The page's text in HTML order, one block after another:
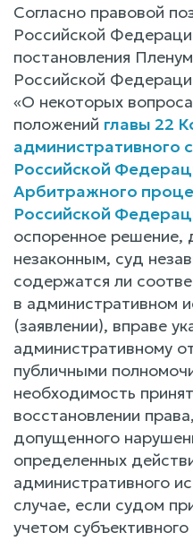
Согласно правовой
Российской
постановления
Российской
«О некоторых
положений главы 22
административного
Российской
Арбитражного
Российской
оспоренное решение,
незаконным, суд
содержатся ли
в административном
(заявлении), вправе
административному
публичными
необходимость
восстановлении
допущенного
определенных
административного
случае, если судом
учетом